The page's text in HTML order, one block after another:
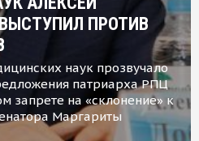
ПРОТИВ
наук прозвучало
патриарха РПЦ
запрете на «склонение» к
Маргариты